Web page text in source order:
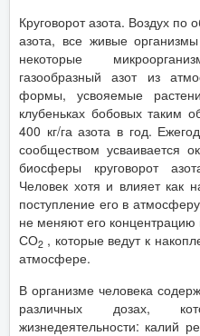
Круговорот азота. Воздух по
азота, все живые
некоторые
газообразный азот из
формы, усвояемые
клубеньках бобовых таким
400 кг/га азота в год.
сообществом усваивается
биосферы круговорот
Человек хотя и влияет как
поступление его в
не меняют его концентрацию
СО2 , которые ведут к
атмосфере.
В организме человека
различных дозах,
жизнедеятельности: калий